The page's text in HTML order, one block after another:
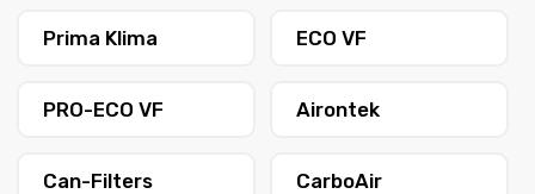
Prima Klima ECO VF
PRO-ECO VF Airontek
Can-Filters CarboAir